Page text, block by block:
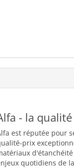
- la
est réputée pour
prix
quotidiens de